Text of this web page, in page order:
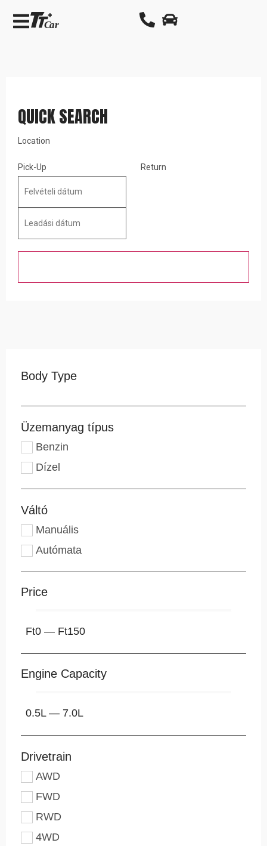
QUICK SEARCH
Location
Pick-Up Return
Body Type
Üzemanyag típus
Benzin
Dízel
Váltó
Manuális
Autómata
Price
Ft0 — Ft150
Engine Capacity
0.5L— 7.0L
Drivetrain
AWD
FWD
RWD
4WD